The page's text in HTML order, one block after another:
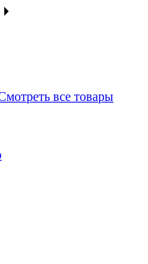
все товары